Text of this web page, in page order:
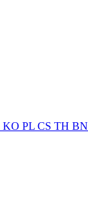
KO PL CS TH BN